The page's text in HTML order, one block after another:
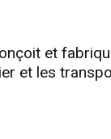
et
et les